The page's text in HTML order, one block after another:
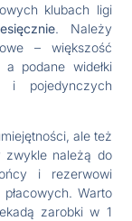
klubach ligi
. Należy
– większość
podane widełki
i pojedynczych
ale też
zwykle należą do
i rezerwowi
Warto
zarobki w 1